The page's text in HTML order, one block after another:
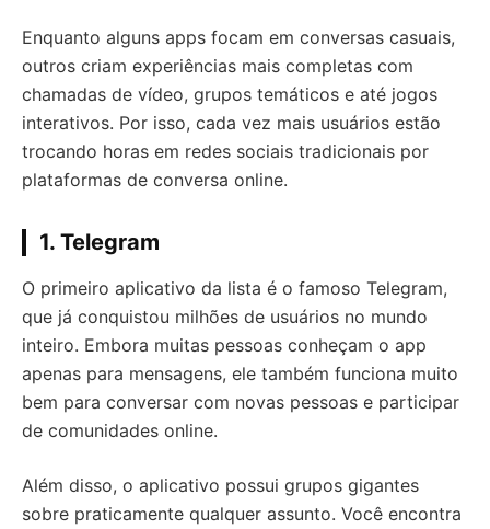
Enquanto alguns apps focam em conversas casuais,
outros criam experiências mais completas com
chamadas de vídeo, grupos temáticos e até jogos
interativos. Por isso, cada vez mais usuários estão
trocando horas em redes sociais tradicionais por
plataformas de conversa online.
1. Telegram
O primeiro aplicativo da lista é o famoso Telegram,
que já conquistou milhões de usuários no mundo
inteiro. Embora muitas pessoas conheçam o app
apenas para mensagens, ele também funciona muito
bem para conversar com novas pessoas e participar
de comunidades online.
Além disso, o aplicativo possui grupos gigantes
sobre praticamente qualquer assunto. Você encontra